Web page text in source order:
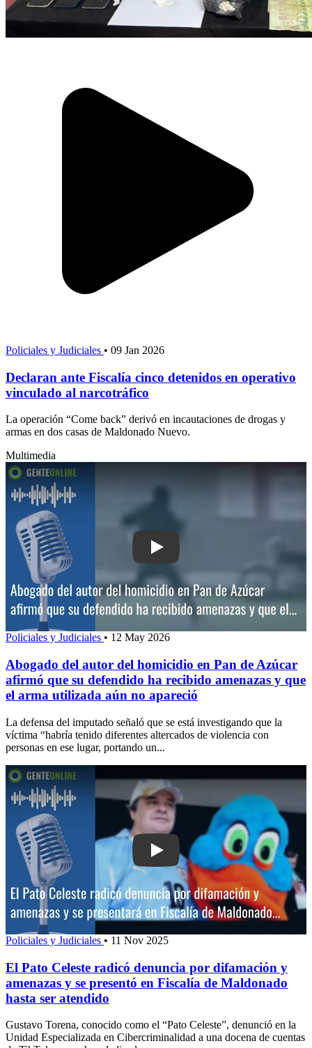
Policiales y Judiciales • 09 Jan 2026
Declaran ante Fiscalía cinco detenidos en operativo
vinculado al narcotráfico
La operación “Come back” derivó en incautaciones de drogas y
armas en dos casas de Maldonado Nuevo.
Multimedia
Play: Abogado del autor del
Policiales y Judiciales • 12 May 2026
Abogado del autor del homicidio en Pan de Azúcar
afirmó que su defendido ha recibido amenazas y que
el arma utilizada aún no apareció
La defensa del imputado señaló que se está investigando que la
víctima “habría tenido diferentes altercados de violencia con
personas en ese lugar, portando un...
Play: El Pato Celeste radicó
Policiales y Judiciales • 11 Nov 2025
El Pato Celeste radicó denuncia por difamación y
amenazas y se presentó en Fiscalía de Maldonado
hasta ser atendido
Gustavo Torena, conocido como el “Pato Celeste”, denunció en la
Unidad Especializada en Cibercriminalidad a una docena de cuentas